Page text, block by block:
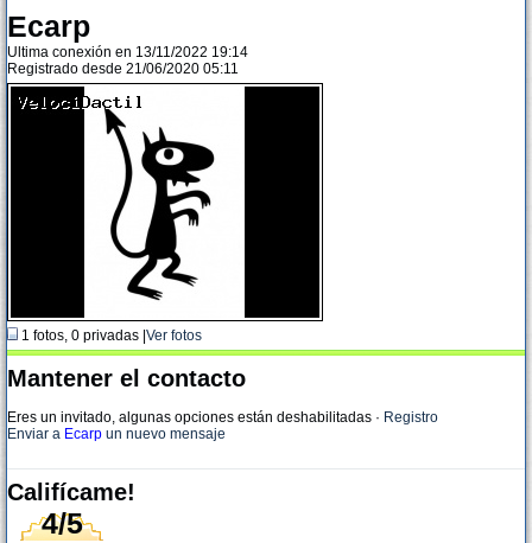
Ecarp
Ultima conexión en 13/11/2022 19:14
Registrado desde 21/06/2020 05:11
1 fotos, 0 privadas | Ver fotos
Mantener el contacto
Eres un invitado, algunas opciones están deshabilitadas · Registro
Enviar a Ecarp un nuevo mensaje
Califícame!
4/5